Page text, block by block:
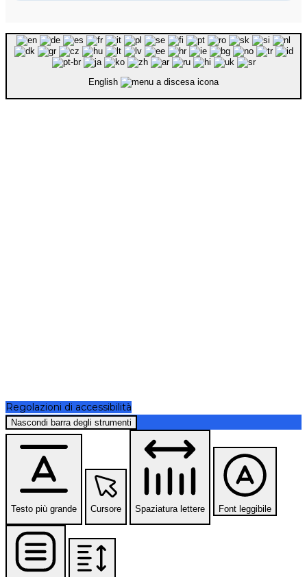
English
Regolazioni di accessibilità
Nascondi barra degli strumenti
Testo più grande Cursore Spaziatura lettere Font leggibile